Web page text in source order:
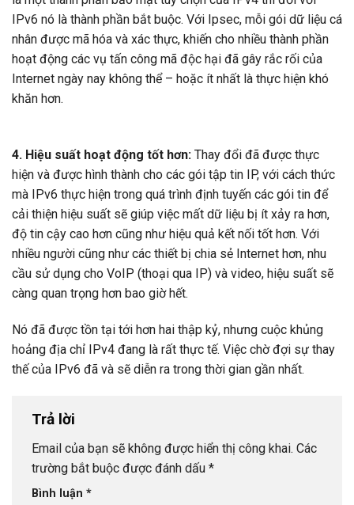
IPv6 nó là thành phần bắt buộc. Với Ipsec, mỗi gói dữ liệu cá
nhân được mã hóa và xác thực, khiến cho nhiều thành phần
hoạt động các vụ tấn công mã độc hại đã gây rắc rối của
Internet ngày nay không thể – hoặc ít nhất là thực hiện khó
khăn hơn.
4. Hiệu suất hoạt động tốt hơn: Thay đổi đã được thực
hiện và được hình thành cho các gói tập tin IP, với cách thức
mà IPv6 thực hiện trong quá trình định tuyến các gói tin để
cải thiện hiệu suất sẽ giúp việc mất dữ liệu bị ít xảy ra hơn,
độ tin cậy cao hơn cũng như hiệu quả kết nối tốt hơn. Với
nhiều người cũng như các thiết bị chia sẻ Internet hơn, nhu
cầu sử dụng cho VoIP (thoại qua IP) và video, hiệu suất sẽ
càng quan trọng hơn bao giờ hết.
Nó đã được tồn tại tới hơn hai thập kỷ, nhưng cuộc khủng
hoảng địa chỉ IPv4 đang là rất thực tế. Việc chờ đợi sự thay
thế của IPv6 đã và sẽ diễn ra trong thời gian gần nhất.
Trả lời
Email của bạn sẽ không được hiển thị công khai. Các
trường bắt buộc được đánh dấu *
Bình luận *